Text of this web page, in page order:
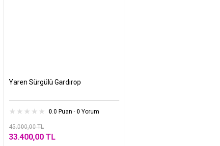
Yaren Sürgülü Gardırop
0.0 Puan - 0 Yorum
45.000,00 TL
33.400,00 TL